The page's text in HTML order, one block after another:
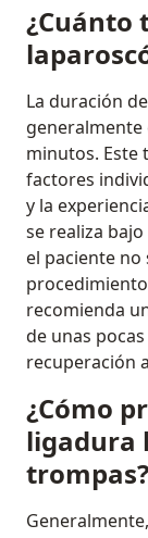
¿Cuánto
La duración
generalmente
minutos. Este
factores
y la
se realiza
el paciente
recomienda
de unas
recuperación
¿Cómo
ligadura
trompas?